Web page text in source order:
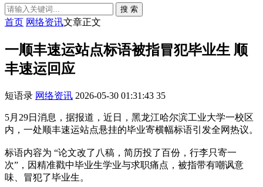
搜 索
首页 网络资讯文章正文
一顺丰速运站点标语被指冒犯毕业生 顺
丰速运回应
短语录 网络资讯 2026-05-30 01:31:43 35
5月29日消息，据报道，近日，黑龙江哈尔滨工业大学一校区
内，一处顺丰速运站点悬挂的毕业寄横幅标语引发全网热议。
标语内容为 “论文改了八稿，简历投了百份，行李只寄一
次”，因精准戳中毕业生学业与求职痛点，被指带有嘲讽意
味、冒犯了毕业生。